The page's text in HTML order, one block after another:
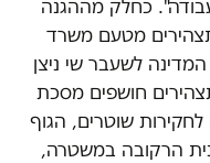
כחלק מההגנה
מטעם משרד
לשעבר שי ניצן
חושפים מסכת
שוטרים, הגוף
הרקובה במשטרה,